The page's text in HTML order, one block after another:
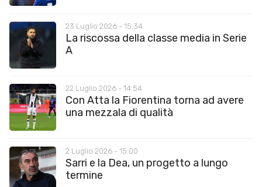
23 Luglio 2026 - 15:34
La riscossa della classe media in Serie
A
22 Luglio 2026 - 14:54
Con Atta la Fiorentina torna ad avere
una mezzala di qualità
2 Luglio 2026 - 15:00
Sarri e la Dea, un progetto a lungo
termine